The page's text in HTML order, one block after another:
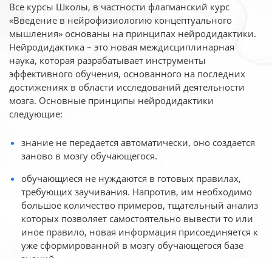
Все курсы Школы, в частности флагманский курс
«Введение в нейрофизиологию концептуального
мышления» основаны на принципах нейродидактики.
Нейродидактика – это новая междисциплинарная
наука, которая разрабатывает инструменты
эффективного обучения, основанного на последних
достижениях в области исследований деятельности
мозга. Основные принципы нейродидактики
следующие:
знание не передается автоматически, оно создается
заново в мозгу обучающегося.
обучающиеся не нуждаются в готовых правилах,
требующих заучивания. Напротив, им необходимо
большое количество примеров, тщательный анализ
которых позволяет самостоятельно вывести то или
иное правило, новая информация присоединяется к
уже сформированной в мозгу обучающегося базе